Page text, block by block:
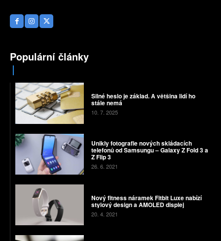
Populární články
Silné heslo je základ. A většina lidí ho
stále nemá
10. 7. 2025
Unikly fotografie nových skládacích
telefonů od Samsungu – Galaxy Z Fold 3 a
Z Flip 3
26. 6. 2021
Nový fitness náramek Fitbit Luxe nabízí
stylový design a AMOLED displej
20. 4. 2021